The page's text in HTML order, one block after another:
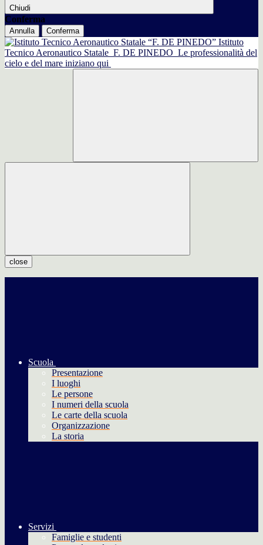
Chiudi
Conferma
Annulla Conferma
Istituto
Tecnico Aeronautico Statale F. DE PINEDO Le professionalità del
cielo e del mare iniziano qui
close
Scuola
Presentazione
I luoghi
Le persone
I numeri della scuola
Le carte della scuola
Organizzazione
La storia
Servizi
Famiglie e studenti